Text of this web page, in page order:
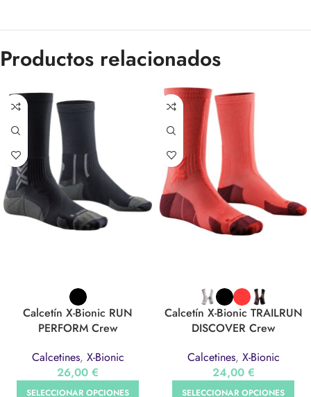
Productos relacionados
Calcetín X-Bionic RUN
PERFORM Crew
Calcetines, X-Bionic
26,00 €
SELECCIONAR OPCIONES
Calcetín X-Bionic TRAILRUN
DISCOVER Crew
Calcetines, X-Bionic
24,00 €
SELECCIONAR OPCIONES